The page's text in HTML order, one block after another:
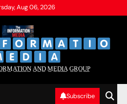
Aug 06, 2026
A̲N̲D̲ M̲E̲D̲I̲A̲ G̲R̲O̲U̲P̲
Subscribe